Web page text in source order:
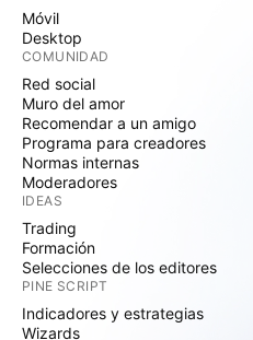
Móvil
Desktop
COMUNIDAD
Red social
Muro del amor
Recomendar a un amigo
Programa para creadores
Normas internas
Moderadores
IDEAS
Trading
Formación
Selecciones de los editores
PINE SCRIPT
Indicadores y estrategias
Wizards